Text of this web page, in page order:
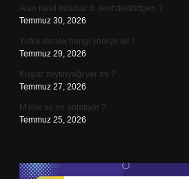
Alan nasıl bulunur 6. sınıf dikdörtgen ?
Temmuz 30, 2026
Yufka ekmek hangi yöreye ait ?
Temmuz 29, 2026
Kuşlar zeytinyağı yer mi ?
Temmuz 27, 2026
M rise av ne anlatıyor ?
Temmuz 25, 2026